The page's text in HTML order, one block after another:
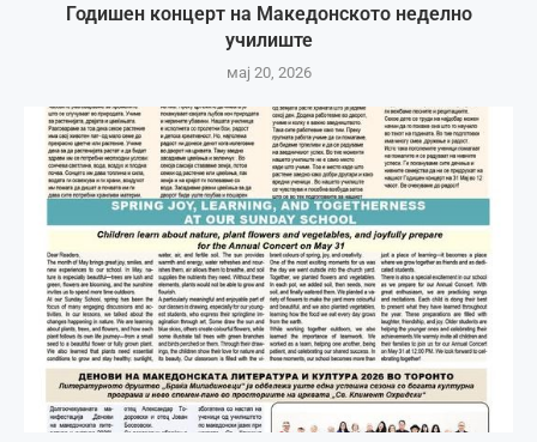
Годишен концерт на Македонското неделно
училиште
мај 20, 2026